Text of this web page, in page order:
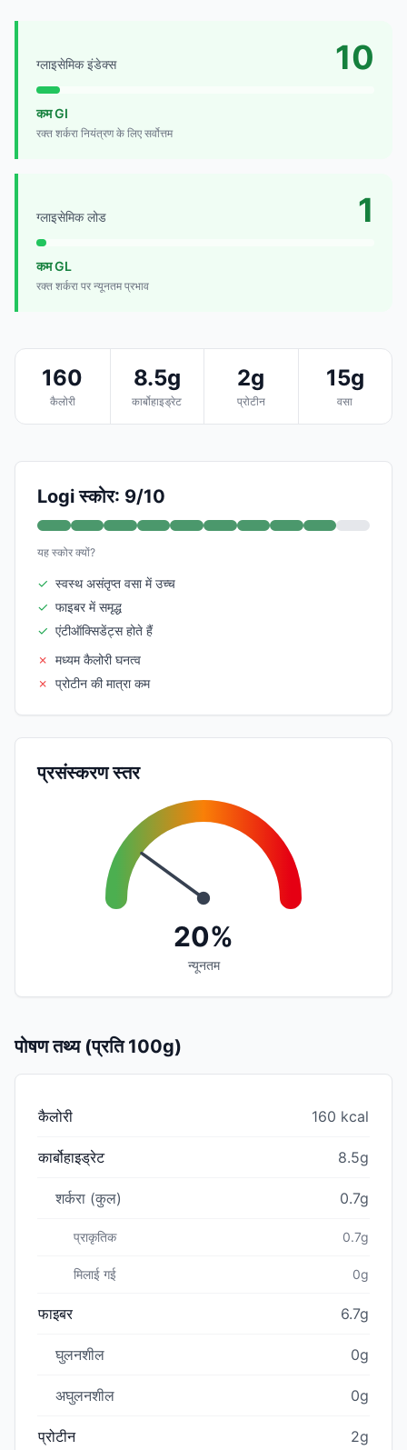
ग्लाइसेमिक इंडेक्स 10
कम GI
रक्त शर्करा नियंत्रण के लिए सर्वोत्तम
ग्लाइसेमिक लोड 1
कम GL
रक्त शर्करा पर न्यूनतम प्रभाव
160
कैलोरी
8.5g
कार्बोहाइड्रेट
2g
प्रोटीन
15g
वसा
Logi स्कोर: 9/10
यह स्कोर क्यों?
✓ स्वस्थ असंतृप्त वसा में उच्च
✓ फाइबर में समृद्ध
✓ एंटीऑक्सिडेंट्स होते हैं
✗ मध्यम कैलोरी घनत्व
✗ प्रोटीन की मात्रा कम
प्रसंस्करण स्तर
20%
न्यूनतम
पोषण तथ्य (प्रति 100g)
कैलोरी 160 kcal
कार्बोहाइड्रेट 8.5g
शर्करा (कुल) 0.7g
प्राकृतिक 0.7g
मिलाई गई 0g
फाइबर 6.7g
घुलनशील 0g
अघुलनशील 0g
प्रोटीन 2g